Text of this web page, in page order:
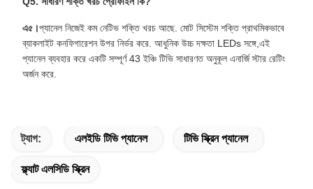
এ৫।প্যানেল নিজেই কম নেটিভ শক্তি খরচ আছে. মোট সিস্টেম শক্তি প্রাথমিকভাবে
ব্যাকলাইট কনফিগারেশন উপর নির্ভর করে. আধুনিক উচ্চ দক্ষতা LEDs সঙ্গে,এই
প্যানেল ব্যবহার করে একটি সম্পূর্ণ 43 ইঞ্চি টিভি সাধারণত অনুকূল এনার্জি স্টার রেটিং
অর্জন করে.
ট্যাগ: এলইডি টিভি প্যানেল টিভি স্ক্রিন প্যানেল
ফ্ল্যাট এলসিডি স্ক্রিন